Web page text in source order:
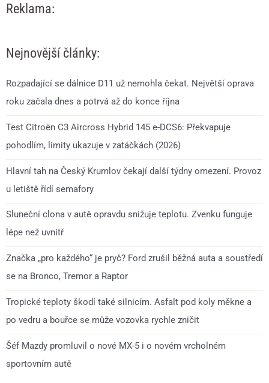
Reklama:
Nejnovější články:
Rozpadající se dálnice D11 už nemohla čekat. Největší oprava
roku začala dnes a potrvá až do konce října
Test Citroën C3 Aircross Hybrid 145 e-DCS6: Překvapuje
pohodlím, limity ukazuje v zatáčkách (2026)
Hlavní tah na Český Krumlov čekají další týdny omezení. Provoz
u letiště řídí semafory
Sluneční clona v autě opravdu snižuje teplotu. Zvenku funguje
lépe než uvnitř
Značka „pro každého“ je pryč? Ford zrušil běžná auta a soustředí
se na Bronco, Tremor a Raptor
Tropické teploty škodí také silnicím. Asfalt pod koly měkne a
po vedru a bouřce se může vozovka rychle zničit
Šéf Mazdy promluvil o nové MX-5 i o novém vrcholném
sportovním autě